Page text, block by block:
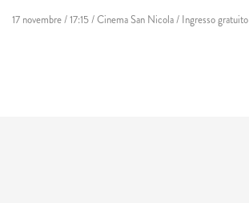
17 novembre / 17:15 / Cinema San Nicola / Ingresso gratuito